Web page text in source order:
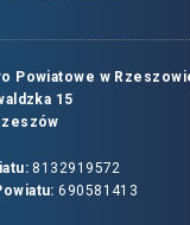
Powiatowe w
15
8132919572
690581413